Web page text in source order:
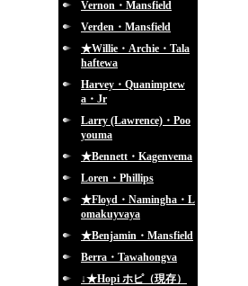
Vernon・Mansfield
Verden・Mansfield
★Willie・Archie・Tala
haftewa
Harvey・Quanimptew
a・Jr
Larry (Lawrence)・Poo
youma
★Bennett・Kagenvema
Loren・Phillips
★Floyd・Namingha・L
omakuyvaya
★Benjamin・Mansfield
Berra・Tawahongva
↓★Hopi ホピ（現存）